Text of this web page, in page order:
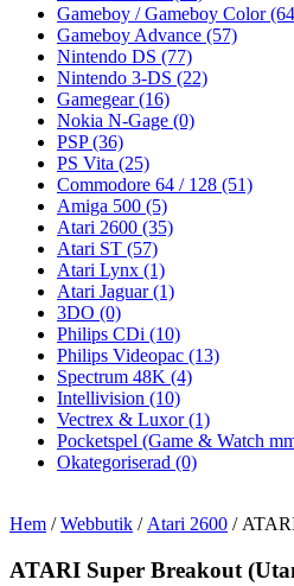
Gameboy / Gameboy Color
Gameboy Advance (57)
Nintendo DS (77)
Nintendo 3-DS (22)
Gamegear(16)
Nokia N-Gage (0)
PSP(36)
PS Vita (25)
Commodore 64 / 128 (51)
Amiga 500 (5)
Atari 2600 (35)
Atari ST (57)
Atari Lynx (1)
Atari Jaguar(1)
3DO (0)
Philips CDi (10)
Philips Videopac (13)
Spectrum 48K (4)
Intellivision (10)
Vectrex & Luxor(1)
Pocketspel (Game & Watch
Okategoriserad (0)
Hem /Webbutik / Atari 2600 /
ATARI Super Breakout